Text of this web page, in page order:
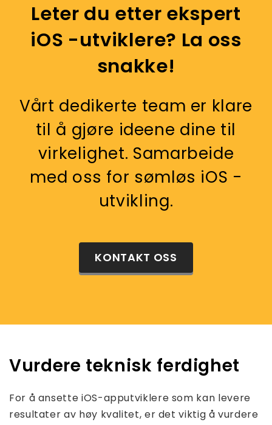
Leter du etter ekspert
iOS -utviklere? La oss
snakke!
Vårt dedikerte team er klare
til å gjøre ideene dine til
virkelighet. Samarbeide
med oss ​​for sømløs iOS -
utvikling.
KONTAKT OSS
Vurdere teknisk ferdighet
For å ansette iOS-apputviklere som kan levere
resultater av høy kvalitet, er det viktig å vurdere